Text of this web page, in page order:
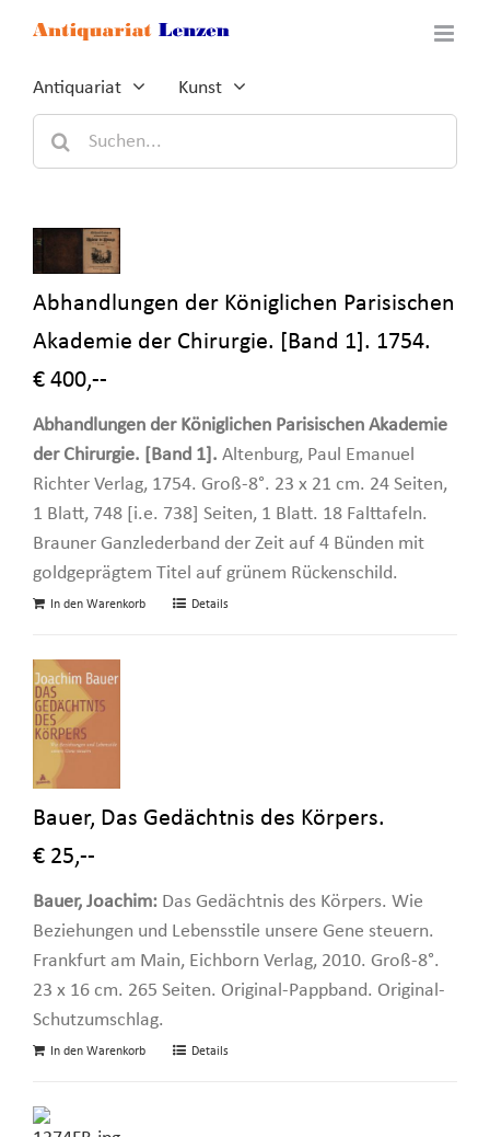
Inhalt
Antiquariat
Kunst
Suche
nach:
Abhandlungen der Königlichen Parisischen
Akademie der Chirurgie. [Band 1]. 1754.
€ 400,--
Abhandlungen der Königlichen Parisischen Akademie
der Chirurgie. [Band 1]. Altenburg, Paul Emanuel
Richter Verlag, 1754. Groß-8°. 23 x 21 cm. 24 Seiten,
1 Blatt, 748 [i.e. 738] Seiten, 1 Blatt. 18 Falttafeln.
Brauner Ganzlederband der Zeit auf 4 Bünden mit
goldgeprägtem Titel auf grünem Rückenschild.
In den Warenkorb Details
Bauer, Das Gedächtnis des Körpers.
€ 25,--
Bauer, Joachim: Das Gedächtnis des Körpers. Wie
Beziehungen und Lebensstile unsere Gene steuern.
Frankfurt am Main, Eichborn Verlag, 2010. Groß-8°.
23 x 16 cm. 265 Seiten. Original-Pappband. Original-
Schutzumschlag.
In den Warenkorb Details